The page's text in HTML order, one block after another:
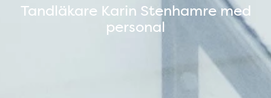
Tandläkare Karin Stenhamre med
personal